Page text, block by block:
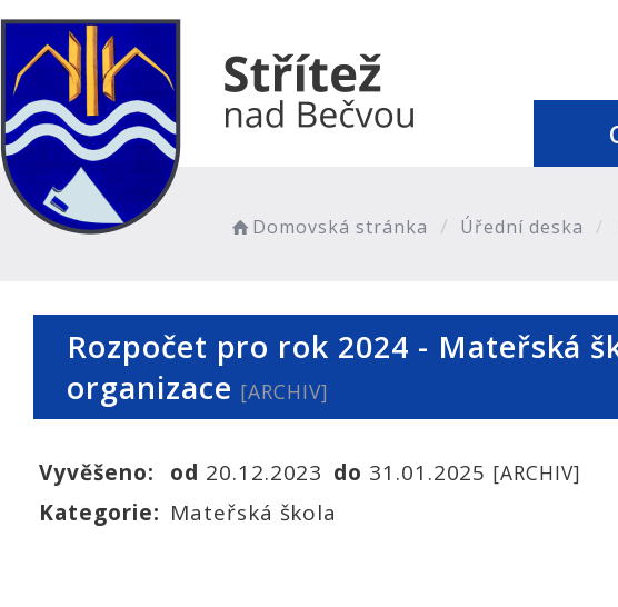
Domovská stránka Úřední deska
Rozpočet pro rok 2024 - Mateřská
organizace [ARCHIV]
Vyvěšeno: od 20.12.2023 do 31.01.2025 [ARCHIV]
Kategorie: Mateřská škola